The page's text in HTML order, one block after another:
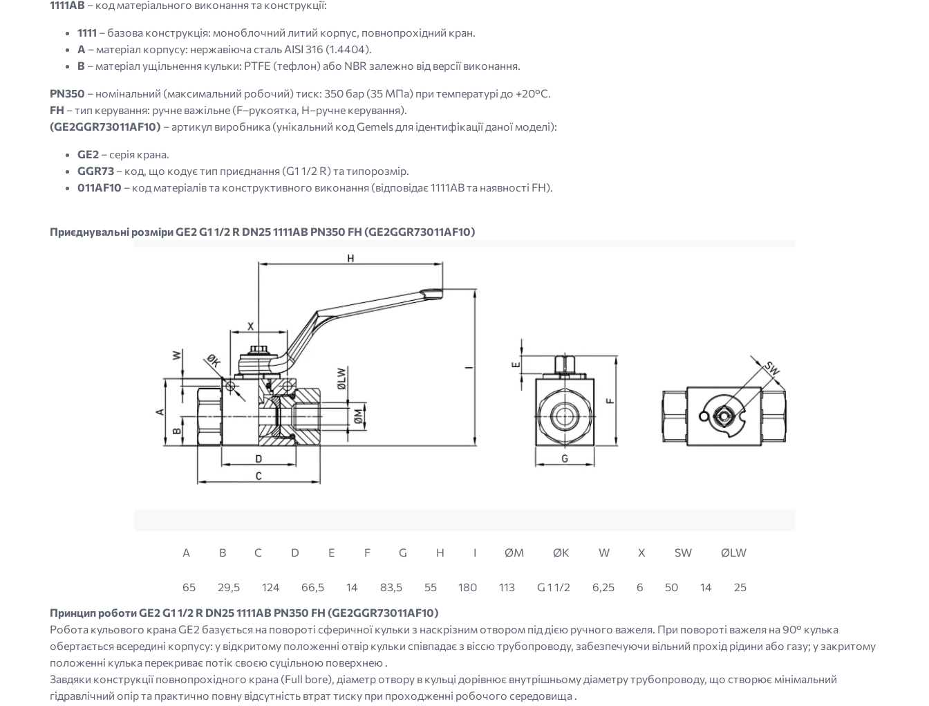
1111AB – код матеріального виконання та конструкції:
1111 – базова конструкція: моноблочний литий корпус, повнопрохідний кран.
A – матеріал корпусу: нержавіюча сталь AISI 316 (1.4404).
B – матеріал ущільнення кульки: PTFE (тефлон) або NBR залежно від версії виконання.
PN350 – номінальний (максимальний робочий) тиск: 350 бар (35 МПа) при температурі до +20°C.
FH – тип керування: ручне важільне (F–рукоятка, H–ручне керування).
(GE2GGR73011AF10) – артикул виробника (унікальний код Gemels для ідентифікації даної моделі):
GE2 – серія крана.
GGR73 – код, що кодує тип приєднання (G1 1/2 R) та типорозмір.
011AF10 – код матеріалів та конструктивного виконання (відповідає 1111AB та наявності FH).
Приєднувальні розміри GE2 G1 1/2 R DN25 1111AB PN350 FH (GE2GGR73011AF10)
A B C D E F G H I ØM ØK W X SW ØLW
65 29,5 124 66,5 14 83,5 55 180 113 G 1 1/2 6,25 6 50 14
25
Принцип роботи GE2 G1 1/2 R DN25 1111AB PN350 FH (GE2GGR73011AF10)
Робота кульового крана GE2 базується на повороті сферичної кульки з наскрізним отвором під дією ручного важеля. При повороті важеля на 90° кулька
обертається всередині корпусу: у відкритому положенні отвір кульки співпадає з віссю трубопроводу, забезпечуючи вільний прохід рідини або газу; у закритому
положенні кулька перекриває потік своєю суцільною поверхнею .
Завдяки конструкції повнопрохідного крана (Full bore), діаметр отвору в кульці дорівнює внутрішньому діаметру трубопроводу, що створює мінімальний
гідравлічний опір та практично повну відсутність втрат тиску при проходженні робочого середовища .